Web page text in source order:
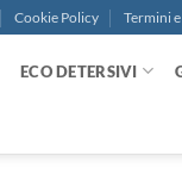
Cookie Policy Termini
ECO DETERSIVI